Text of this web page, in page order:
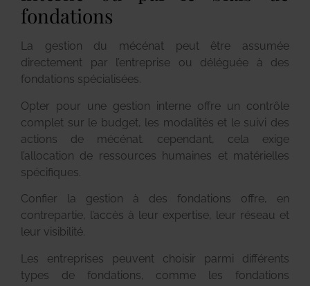
fondations
La gestion du mécénat peut être assumée
directement par l’entreprise ou déléguée à des
fondations spécialisées.
Opter pour une gestion interne offre un contrôle
complet sur le budget, les modalités et le suivi des
actions de mécénat. cependant, cela exige
l’allocation de ressources humaines et matérielles
spécifiques.
Confier la gestion à des fondations offre, en
contrepartie, l’accès à leur expertise, leur réseau et
leur visibilité.
Les entreprises peuvent choisir parmi différents
types de fondations, comme les fondations